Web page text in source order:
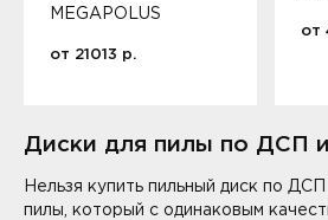
MEGAPOLUS
от 21013 р.
от
Диски для пилы по ДСП
Нельзя купить пильный диск по
пилы, который с одинаковым